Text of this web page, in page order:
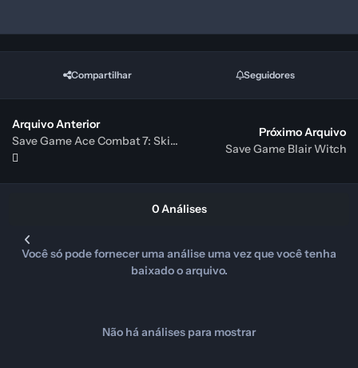
Compartilhar Seguidores
Arquivo Anterior
Save Game Ace Combat 7: Skies Unknown
Próximo Arquivo
Save Game Blair Witch
0 Análises
Você só pode fornecer uma análise uma vez que você tenha
baixado o arquivo.
Não há análises para mostrar